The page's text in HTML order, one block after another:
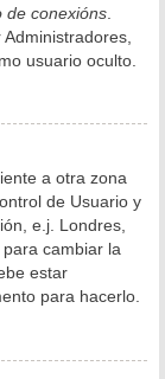
de conexións
usuario oculto.
a otra zona
de Usuario y
e.j. Londres,
cambiar la
estar
para hacerlo.